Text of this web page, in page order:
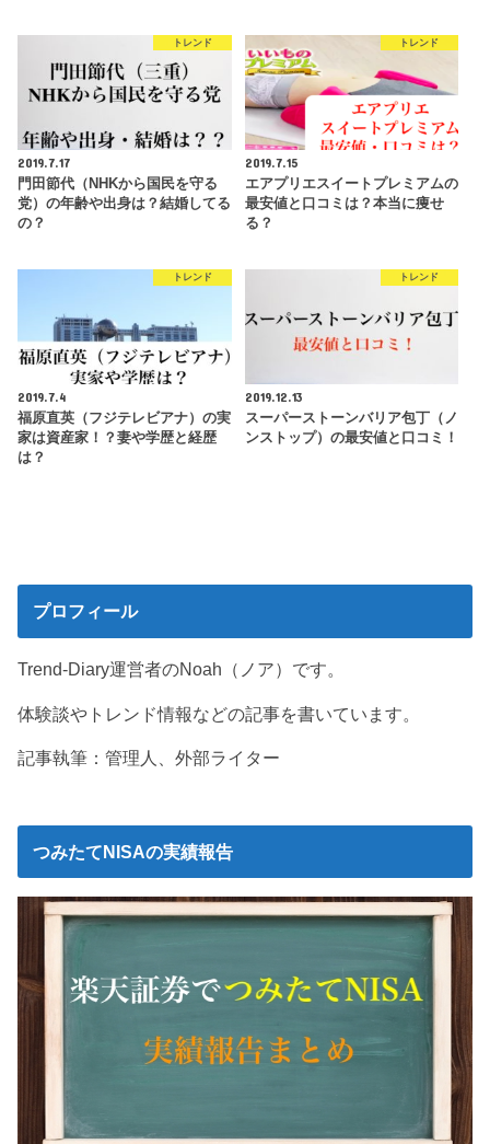
トレンド
2019.7.17
門田節代（NHKから国民を守る
党）の年齢や出身は？結婚してる
の？
トレンド
2019.7.15
エアプリエスイートプレミアムの
最安値と口コミは？本当に痩せ
る？
トレンド
2019.7.4
福原直英（フジテレビアナ）の実
家は資産家！？妻や学歴と経歴
は？
トレンド
2019.12.13
スーパーストーンバリア包丁（ノ
ンストップ）の最安値と口コミ！
プロフィール
Trend-Diary運営者のNoah（ノア）です。
体験談やトレンド情報などの記事を書いています。
記事執筆：管理人、外部ライター
つみたてNISAの実績報告